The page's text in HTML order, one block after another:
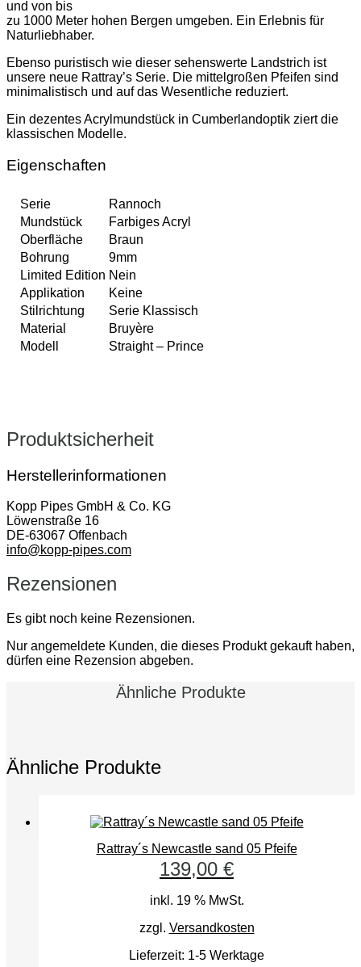
und von bis
zu 1000 Meter hohen Bergen umgeben. Ein Erlebnis für
Naturliebhaber.
Ebenso puristisch wie dieser sehenswerte Landstrich ist
unsere neue Rattray’s Serie. Die mittelgroßen Pfeifen sind
minimalistisch und auf das Wesentliche reduziert.
Ein dezentes Acrylmundstück in Cumberlandoptik ziert die
klassischen Modelle.
Eigenschaften
Serie
Rannoch
Mundstück
Farbiges Acryl
Oberfläche
Braun
Bohrung
9mm
Limited Edition Nein
Applikation
Keine
Stilrichtung
Serie Klassisch
Material
Bruyère
Modell
Straight – Prince
Produktsicherheit
Herstellerinformationen
Kopp Pipes GmbH & Co. KG
Löwenstraße 16
DE-63067 Offenbach
info@kopp-pipes.com
Rezensionen
Es gibt noch keine Rezensionen.
Nur angemeldete Kunden, die dieses Produkt gekauft haben,
dürfen eine Rezension abgeben.
Ähnliche Produkte
Ähnliche Produkte
Rattray´s Newcastle sand 05 Pfeife
139,00 €
inkl. 19 % MwSt.
zzgl. Versandkosten
Lieferzeit: 1-5 Werktage